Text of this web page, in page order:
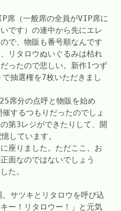
席（一般席の全員がVIP席に
です）の連中から先にエレ
で、物販も番号順なんです
リタロウぬいぐるみは枯れ
ったので悲しい。新作1つず
抽選権を7枚いただきまし
席分の点呼と物販を始め
するつもりだったのでしょ
第3レジができたりして、開
しています。
座りました。ただここ、お
面なのではないでしょう
た。
サツキとリタロウを呼び込
ー！リタロウー！」と元気